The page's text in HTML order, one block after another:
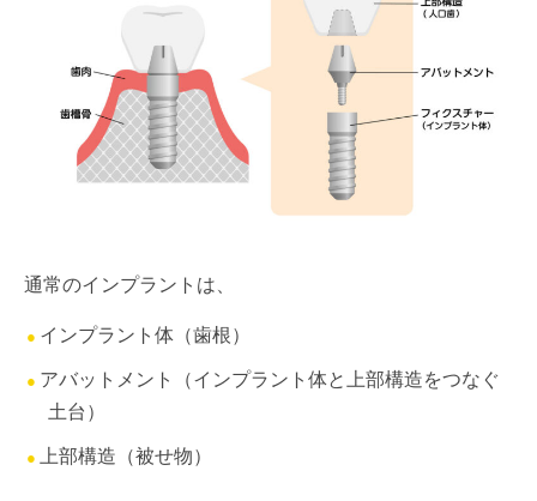
通常のインプラントは、
インプラント体（歯根）
アバットメント（インプラント体と上部構造をつなぐ
土台）
上部構造（被せ物）